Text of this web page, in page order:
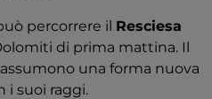
percorrere il Resciesa
di prima mattina. Il
una forma nuova
i suoi raggi.